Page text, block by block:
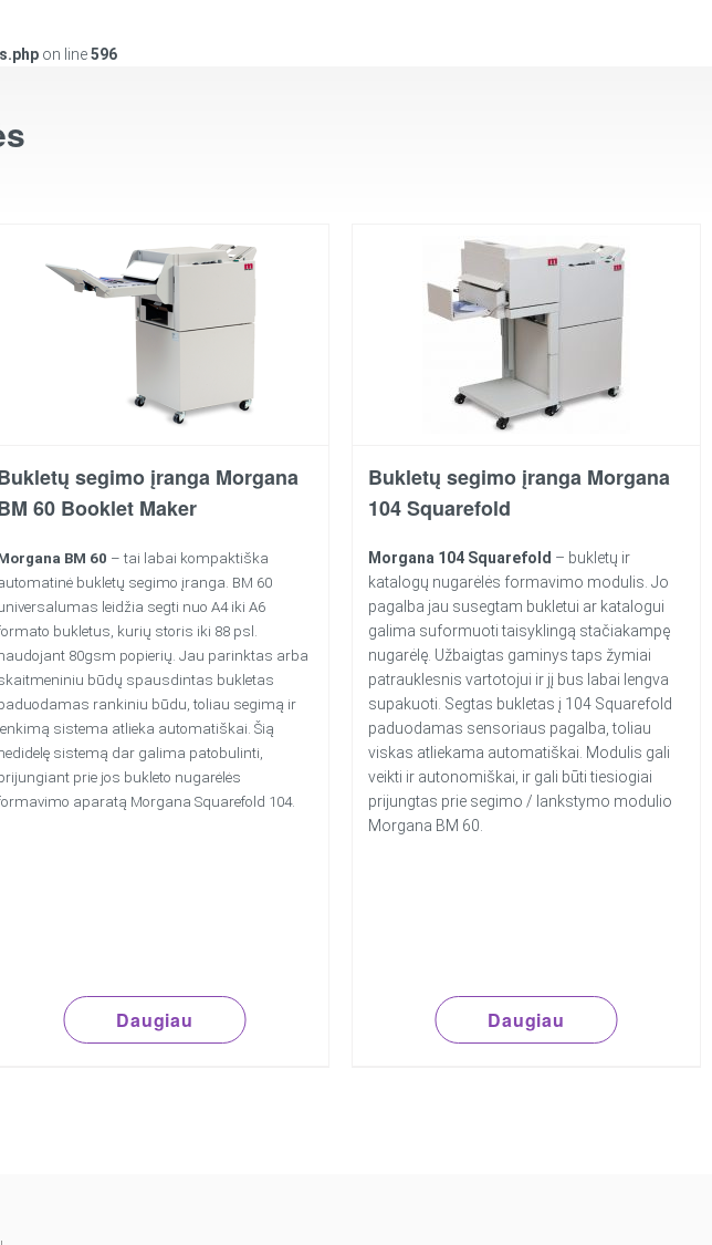
on line596
segimo įranga Morgana
60 Booklet Maker
BM 60 – tai labai kompaktiška
bukletų segimo įranga. BM 60
leidžia segti nuo A4 iki A6
bukletus, kurių storis iki 88 psl.
80gsm popierių. Jau parinktas arba
būdų spausdintas bukletas
rankiniu būdu, toliau segimą ir
lenkimą sistema atlieka automatiškai. Šią
sistemą dar galima patobulinti,
prie jos bukleto nugarėlės
aparatą Morgana Squarefold 104.
Daugiau
Bukletų segimo įranga Morgana
104 Squarefold
Morgana 104 Squarefold – bukletų ir
katalogų nugarėlės formavimo modulis. Jo
pagalba jau susegtam bukletui ar katalogui
galima suformuoti taisyklingą stačiakampę
nugarėlę. Užbaigtas gaminys taps žymiai
patrauklesnis vartotojui ir jį bus labai lengva
supakuoti. Segtas bukletas į 104 Squarefold
paduodamas sensoriaus pagalba, toliau
viskas atliekama automatiškai. Modulis gali
veikti ir autonomiškai, ir gali būti tiesiogiai
prijungtas prie segimo / lankstymo modulio
Morgana BM 60.
Daugiau